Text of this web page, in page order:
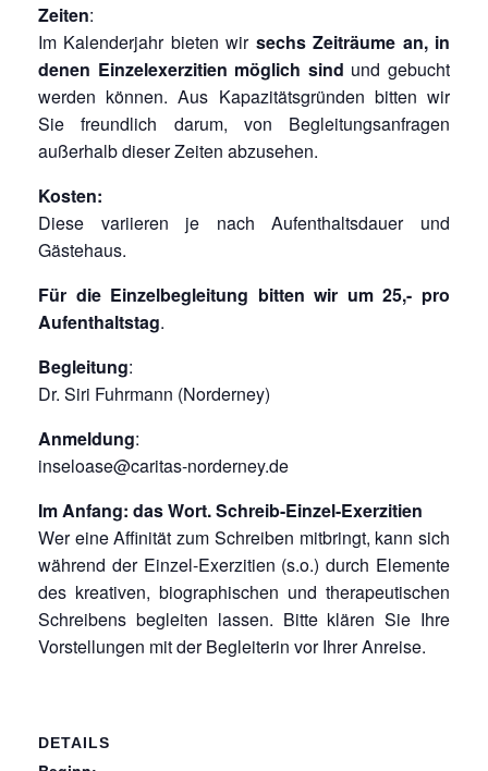
Zeiten:
Im Kalenderjahr bieten wirsechs Zeiträume an, in
denen Einzelexerzitien möglich sind und gebucht
werden können. Aus Kapazitätsgründen bitten wir
Sie freundlich darum, von Begleitungsanfragen
außerhalb dieser Zeiten abzusehen.
Kosten:
Diese variieren je nach Aufenthaltsdauer und
Gästehaus.
Für die Einzelbegleitung bitten wir um 25,- pro
Aufenthaltstag.
Begleitung:
Dr. Siri Fuhrmann (Norderney)
Anmeldung:
inseloase@caritas-norderney.de
Im Anfang: das Wort. Schreib-Einzel-Exerzitien
Wer eine Affinität zum Schreiben mitbringt, kann sich
während der Einzel-Exerzitien (s.o.) durch Elemente
des kreativen, biographischen und therapeutischen
Schreibens begleiten lassen. Bitte klären Sie Ihre
Vorstellungen mit der Begleiterin vor Ihrer Anreise.
DETAILS